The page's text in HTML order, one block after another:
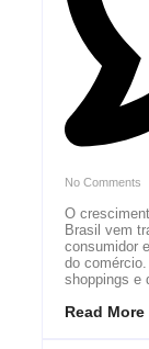
No Comments
O
Brasil vem
consumidor
do
shoppings e
Read More